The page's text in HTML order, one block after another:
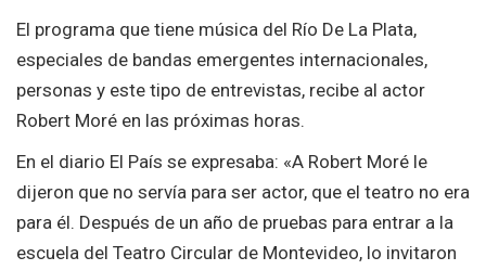
El programa que tiene música del Río De La Plata,
especiales de bandas emergentes internacionales,
personas y este tipo de entrevistas, recibe al actor
Robert Moré en las próximas horas.
En el diario El País se expresaba: «A Robert Moré le
dijeron que no servía para ser actor, que el teatro no era
para él. Después de un año de pruebas para entrar a la
escuela del Teatro Circular de Montevideo, lo invitaron